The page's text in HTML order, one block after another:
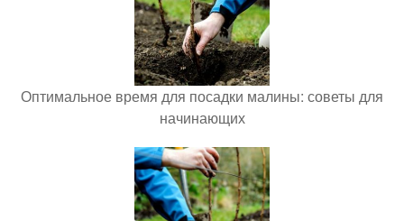
Оптимальное время для посадки малины: советы для
начинающих